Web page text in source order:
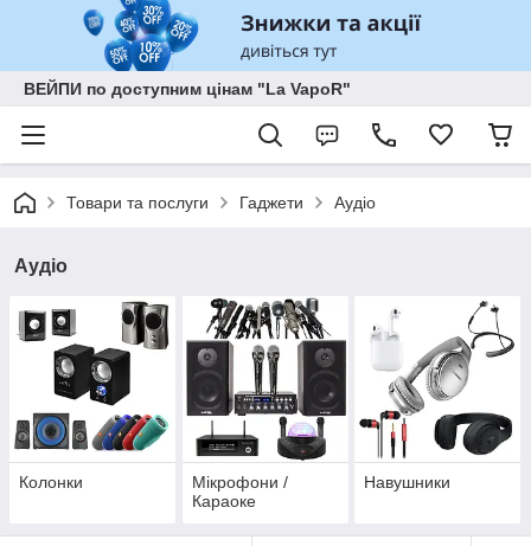
ВЕЙПИ по доступним цінам "La VapoR"
Товари та послуги Гаджети Аудіо
Аудіо
Колонки
Мікрофони /
Караоке
Навушники